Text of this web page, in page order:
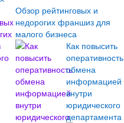
Обзор рейтинговых и
недорогих франшиз для
малого бизнеса
Как повысить
оперативность
обмена
информацией
внутри
юридического
департамента